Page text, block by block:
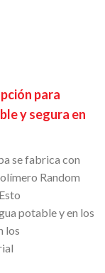
para
y segura en
se fabrica con
Random
potable y en los
los